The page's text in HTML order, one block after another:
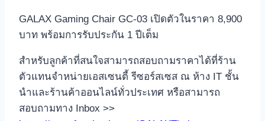
GALAX Gaming Chair GC-03 เปิดตัวในราคา 8,900
บาท พร้อมการรับประกัน 1 ปีเต็ม
สำหรับลูกค้าที่สนใจสามารถสอบถามราคาได้ที่ร้าน
ตัวแทนจำหน่ายเอสเซนตี้ รีซอร์สเซส ณ ห้าง IT ชั้น
นำและร้านค้าออนไลน์ทั่วประเทศ หรือสามารถ
สอบถามทาง Inbox >>